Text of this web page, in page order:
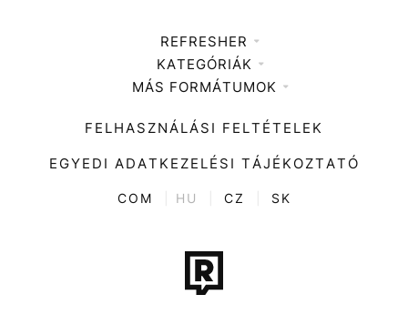
REFRESHER
Médiaajánlat
KATEGÓRIÁK
Zene
Divat
Kultúra
ENTR
Tech-Tudomány
Sport
MÁS FORMÁTUMOK
FELHASZNÁLÁSI FELTÉTELEK
EGYEDI ADATKEZELÉSI TÁJÉKOZTATÓ
COM HU CZ SK